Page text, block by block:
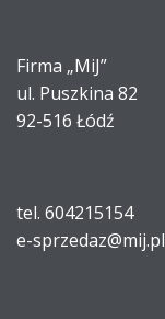
Firma „MiJ”
ul. Puszkina 82
92-516 Łódź
tel. 604215154
e-sprzedaz@mij.pl